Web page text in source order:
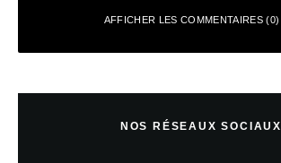
AFFICHER LES COMMENTAIRES (0)
NOS RÉSEAUX SOCIAUX